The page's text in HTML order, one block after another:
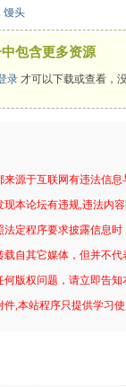
馒头
包含更多资源
录 才可以下载或查看，
来源于互联网有违法信
现本论坛有违规,违法内
法定程序要求披露信息
载自其它媒体，但并不
何版权问题，请立即告
件,本站程序只提供学习